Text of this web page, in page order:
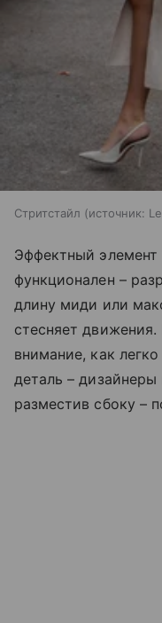
Стритстайл источник:
Эффектный
функционален –
длину миди или
стесняет
внимание, как
деталь – дизайнеры
разместив сбоку –